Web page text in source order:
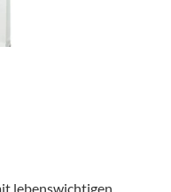
lebenswichtigen